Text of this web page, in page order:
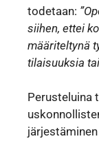
todetaan:
siihen, ettei
määriteltynä
tilaisuuksia
Perusteluina